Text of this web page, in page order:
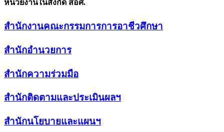
หน่วยงานในสังกัด สอศ.
สำนักงานคณะกรรมการการอาชีวศึกษา
สำนักอำนวยการ
สำนักความร่วมมือ
สำนักติดตามและประเมินผลฯ
สำนักนโยบายและแผนฯ